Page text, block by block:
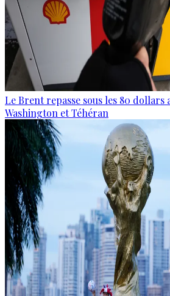
Le Brent repasse sous les 80 dollars
Washington et Téhéran